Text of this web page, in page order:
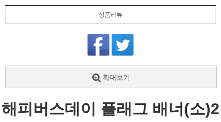
상품리뷰
확대보기
해피버스데이 플래그 배너 (소)2